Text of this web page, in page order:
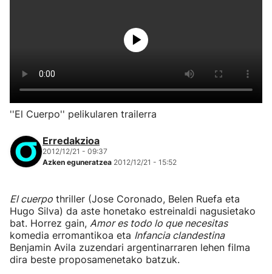
''El Cuerpo'' pelikularen trailerra
Erredakzioa
2012/12/21 - 09:37
Azken eguneratzea 2012/12/21 - 15:52
El cuerpo thriller (Jose Coronado, Belen Ruefa eta
Hugo Silva) da aste honetako estreinaldi nagusietako
bat. Horrez gain, Amor es todo lo que necesitas
komedia erromantikoa eta Infancia clandestina
Benjamin Avila zuzendari argentinarraren lehen filma
dira beste proposamenetako batzuk.